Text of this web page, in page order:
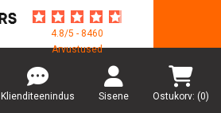
4.8/5 - 8460
Arvustused
Klienditeenindus Sisene Ostukorv: (0)